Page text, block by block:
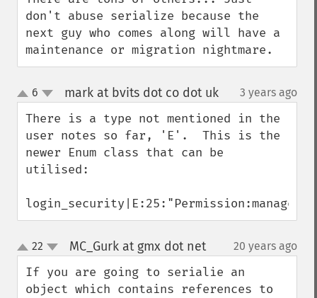
don't abuse serialize because the
next guy who comes along will have a
maintenance or migration nightmare.
up
down
6 mark at bvits dot co dot uk¶ 3 years ago
There is a type not mentioned in the
user notes so far, 'E'.  This is the
newer Enum class that can be
utilised:
up
down
22 MC_Gurk at gmx dot net¶ 20 years ago
If you are going to serialie an
object which contains references to